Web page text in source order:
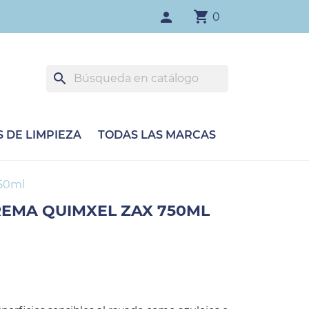
person shopping_cart 0
search
DE LIMPIEZA TODAS LAS MARCAS
QUIMXEL ZAX 750ML